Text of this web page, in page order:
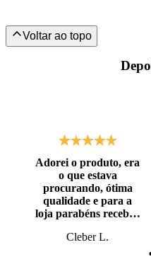
Adorei o produto, era
o que estava
procurando, ótima
qualidade e para a
loja parabéns recebi o
prazo, super bem
Cleber L.